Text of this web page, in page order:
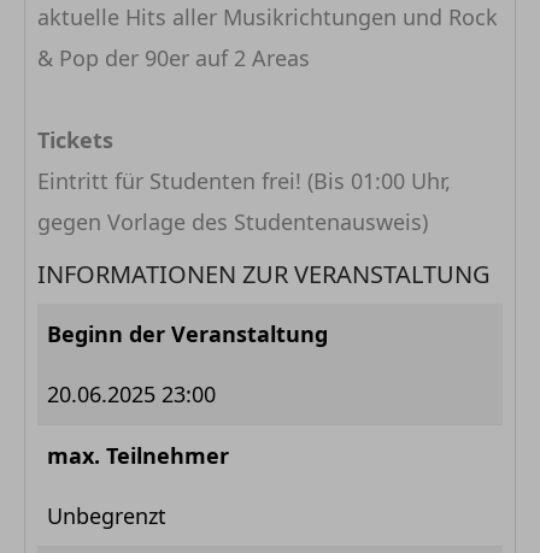
aktuelle Hits aller Musikrichtungen und Rock
& Pop der 90er auf 2 Areas
Tickets
Eintritt für Studenten frei! (Bis 01:00 Uhr,
gegen Vorlage des Studentenausweis)
INFORMATIONEN ZUR VERANSTALTUNG
Beginn der Veranstaltung
20.06.2025 23:00
max. Teilnehmer
Unbegrenzt